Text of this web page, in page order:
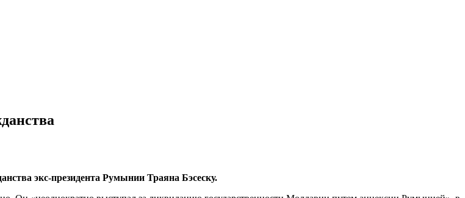
экс-президента Румынии Траяна Бэсеску.